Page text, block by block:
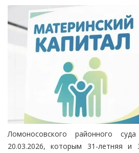
Ломоносовского районного
20.03.2026, которым 31-летняя и